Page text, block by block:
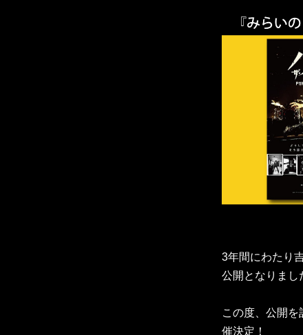
3年間にわたり
公開となりまし
この度、公開
催決定！